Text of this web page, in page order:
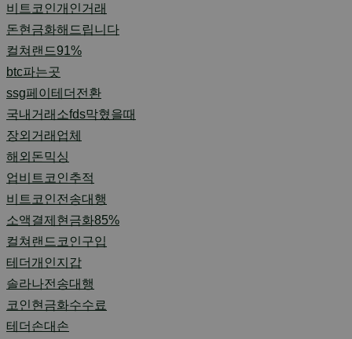
비트코인개인거래
돈현금화해드립니다
컬쳐랜드91%
btc파는곳
ssg페이테더전환
국내거래소fds막혔을때
장외거래업체
해외돈믹싱
업비트코인추적
비트코인전송대행
소액결제현금화85%
컬쳐랜드코인구입
테더개인지갑
솔라나전송대행
코인현금화수수료
테더손대손